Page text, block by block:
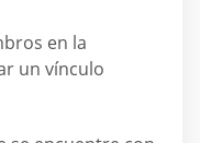
en la
un vínculo